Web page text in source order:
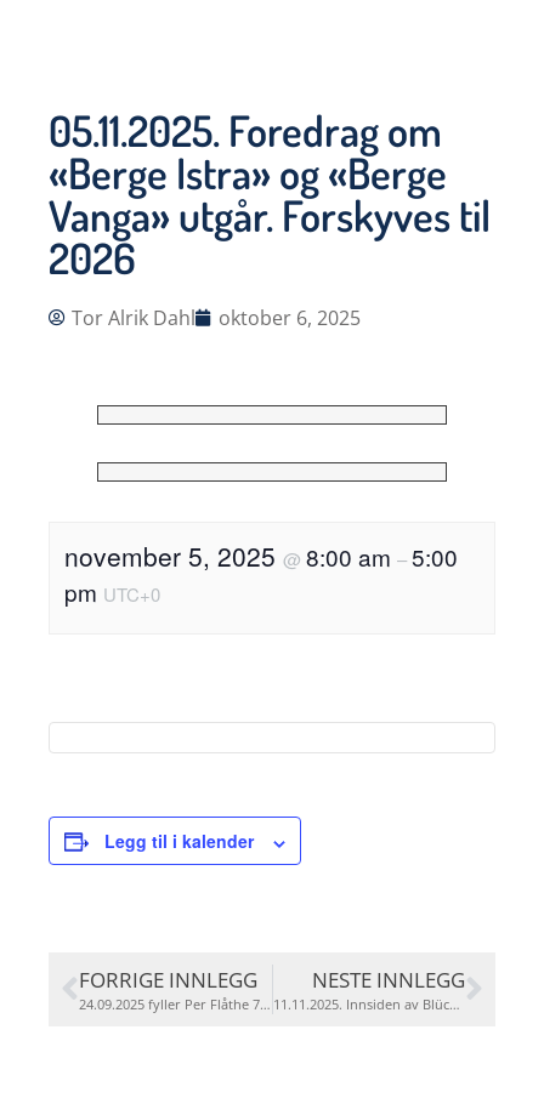
05.11.2025. Foredrag om
«Berge Istra» og «Berge
Vanga» utgår. Forskyves til
2026
Tor Alrik Dahl oktober 6, 2025
november 5, 2025 @ 8:00 am –5:00
pm UTC+0
Legg til i kalender
FORRIGE INNLEGG
24.09.2025 fyller Per Flåthe 70 år.
NESTE INNLEGG
11.11.2025. Innsiden av Blücher. Fra dykkeroppdrag nede i skipet. Vi møtes på Brevik Sjømannsforening.